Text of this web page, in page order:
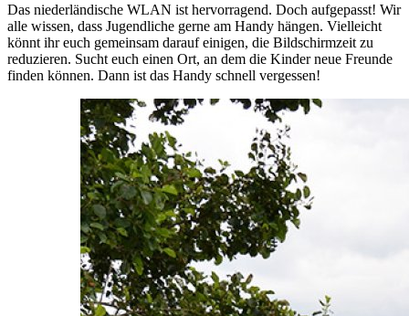
Das niederländische WLAN ist hervorragend. Doch aufgepasst! Wir
alle wissen, dass Jugendliche gerne am Handy hängen. Vielleicht
könnt ihr euch gemeinsam darauf einigen, die Bildschirmzeit zu
reduzieren. Sucht euch einen Ort, an dem die Kinder neue Freunde
finden können. Dann ist das Handy schnell vergessen!